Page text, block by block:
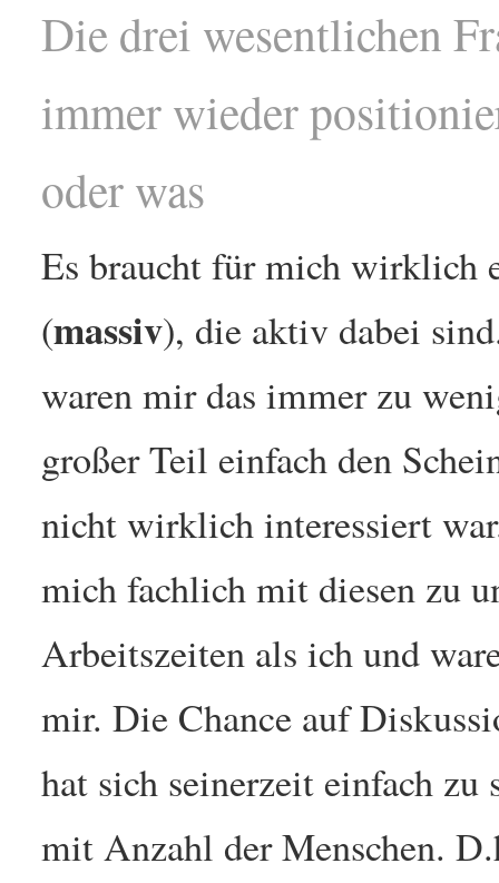
Die drei wesentlichen
immer wieder
oder was
Es braucht für mich wirklich
(massiv), die aktiv dabei
waren mir das immer zu
großer Teil einfach den
nicht wirklich interessiert
mich fachlich mit diesen zu
Arbeitszeiten als ich und
mir. Die Chance auf
hat sich seinerzeit einfach zu
mit Anzahl der Menschen.